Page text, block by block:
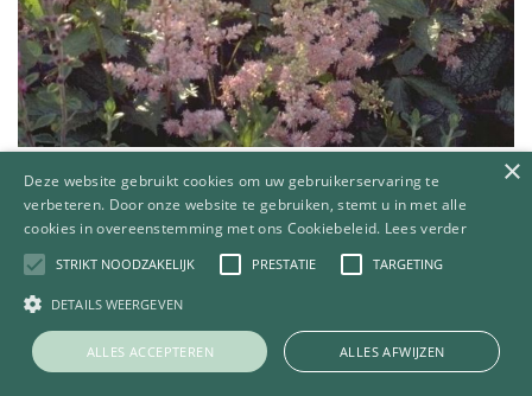
Astilbe chinensis 'Finale'
×
Deze website gebruikt cookies om uw gebruikerservaring te
verbeteren. Door onze website te gebruiken, stemt u in met alle
cookies in overeenstemming met ons Cookiebeleid. Lees verder
STRIKT NOODZAKELIJK PRESTATIE TARGETING
DETAILS WEERGEVEN
ALLES ACCEPTEREN ALLES AFWIJZEN